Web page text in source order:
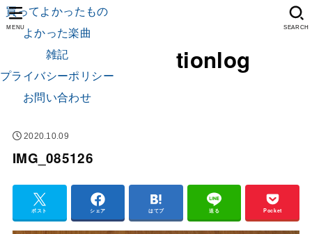
tionlog
買ってよかったもの
よかった楽曲
雑記
プライバシーポリシー
お問い合わせ
SEARCH
MENU
2020.10.09
IMG_085126
ポスト シェア はてブ 送る Pocket